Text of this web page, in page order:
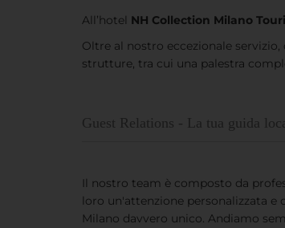
All’hotel NH Collection Milano
Oltre al nostro eccezionale
strutture, tra cui una palestra
Guest Relations - La tua guida
Il nostro team è composto da
loro un'attenzione personalizzata
Milano davvero unico. Andiamo